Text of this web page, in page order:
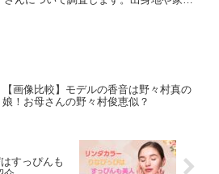
【画像比較】モデルの香音は野々村真の
娘！お母さんの野々村俊恵似？
すっぴんも